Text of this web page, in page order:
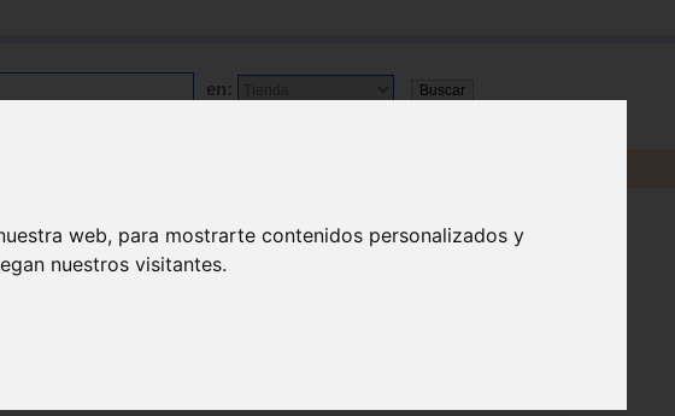
web, para mostrarte contenidos personalizados y
nuestros visitantes.
en: